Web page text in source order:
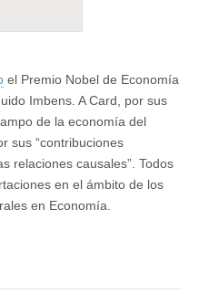
el Premio Nobel de Economía
Imbens. A Card, por sus
de la economía del
sus “contribuciones
relaciones causales”. Todos
en el ámbito de los
en Economía.